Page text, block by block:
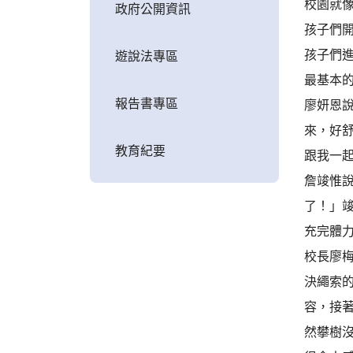
政府公開資訊
遊說法專區
報告書專區
教育紀要
校園就
孩子們
孩子們
最基本
廖妍恩
來，好
跟我一
詹竣惟
了！」
充完體
校長廖
決繩索
容，接
然攀樹